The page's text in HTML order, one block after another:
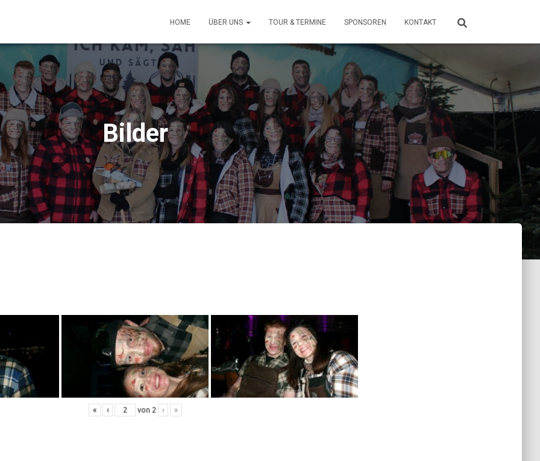
HOME ÜBER UNS TOUR & TERMINE SPONSOREN KONTAKT
Bilder
« ‹ von 2 › »